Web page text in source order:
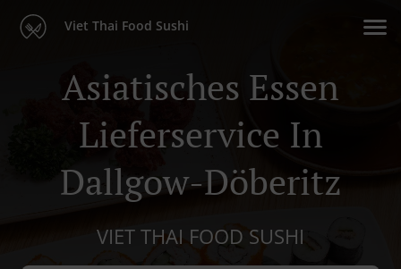
Viet Thai Food Sushi
Asiatisches Essen
Lieferservice In
Dallgow-Döberitz
VIET THAI FOOD SUSHI